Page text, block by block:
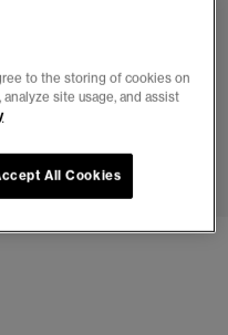
5 6
to the storing of cookies on
site usage, and assist
All Cookies